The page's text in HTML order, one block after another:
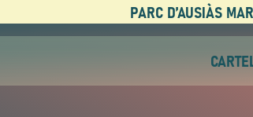
PARC D’AUSIÀS